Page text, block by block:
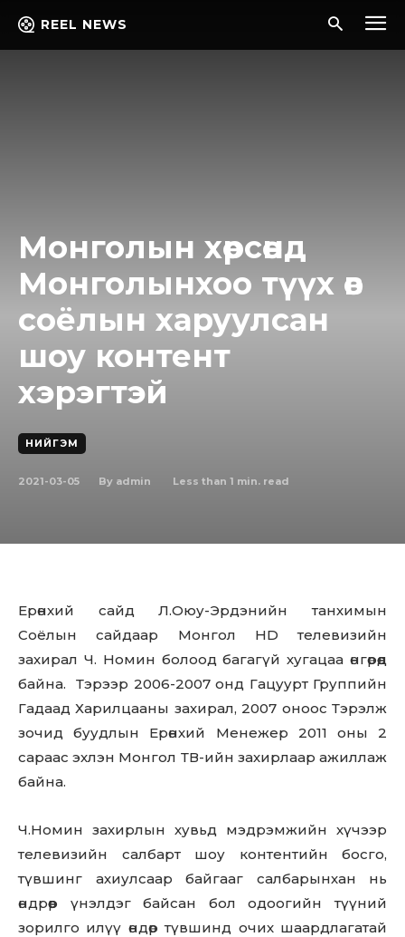
REEL NEWS
Монголын хөрсөнд
Монголынхоо түүх өв
соёлын харуулсан
шоу контент
хэрэгтэй
НИЙГЭМ
2021-03-05 By admin Less than 1 min. read
Ерөнхий сайд Л.Оюу-Эрдэнийн танхимын
Соёлын сайдаар Монгол HD телевизийн
захирал Ч. Номин болоод багагүй хугацаа өнгөрөөд
байна. Тэрээр 2006-2007 онд Гацуурт Группийн
Гадаад Харилцааны захирал, 2007 оноос Тэрэлж
зочид буудлын Ерөнхий Менежер 2011 оны 2
сараас эхлэн Монгол ТВ-ийн захирлаар ажиллаж
байна.
Ч.Номин захирлын хувьд мэдрэмжийн хүчээр
телевизийн салбарт шоу контентийн босго,
түвшинг ахиулсаар байгааг салбарынхан нь
өндрөөр үнэлдэг байсан бол одоогийн түүний
зорилго илүү өндөр түвшинд очих шаардлагатай